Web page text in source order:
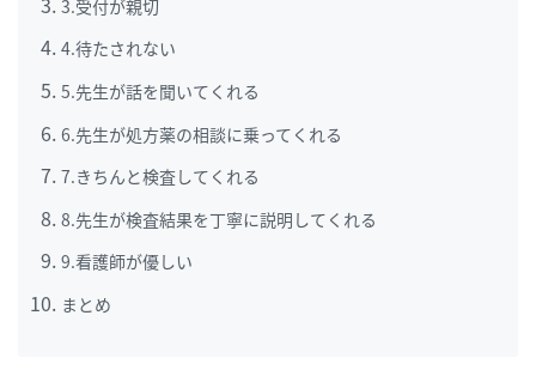
3.受付が親切
4.待たされない
5.先生が話を聞いてくれる
6.先生が処方薬の相談に乗ってくれる
7.きちんと検査してくれる
8.先生が検査結果を丁寧に説明してくれる
9.看護師が優しい
まとめ